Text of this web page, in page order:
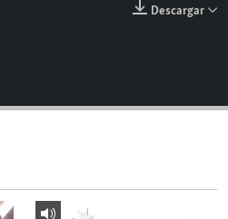
EN CUBA
Descargar